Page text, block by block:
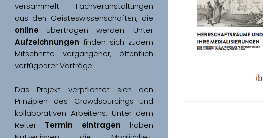
versammelt Fachveranstaltungen
online
Aufzeichnungen finden sich zudem
Mitschnitte vergangener, öffentlich
Das Projekt verpflichtet sich den
Prinzipien des Crowdsourcings und
kollaborativen Arbeitens. Unter dem
Reiter Termin eintragen haben